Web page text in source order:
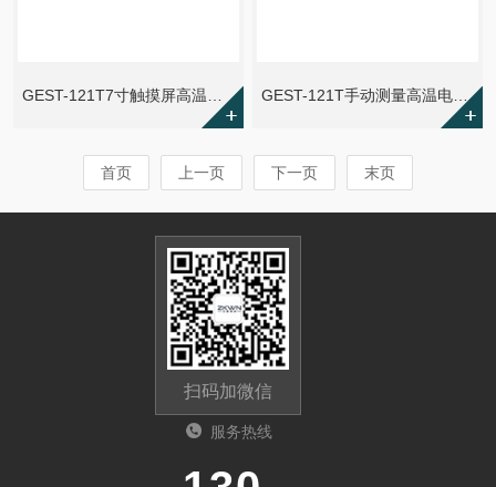
GEST-121T7寸触摸屏高温电阻率测试仪 GEST-121T手动测量高温电阻率测试仪
首页 上一页 下一页 末页
扫码加微信
服务热线